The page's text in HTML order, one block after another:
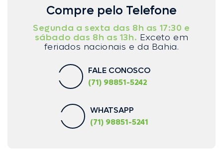
Compre pelo Telefone
Segunda a sexta das 8h as 17:30 e
sábado das 8h as 13h. Exceto em
feriados nacionais e da Bahia.
FALE CONOSCO
(71) 98851-5242
WHATSAPP
(71) 98851-5241